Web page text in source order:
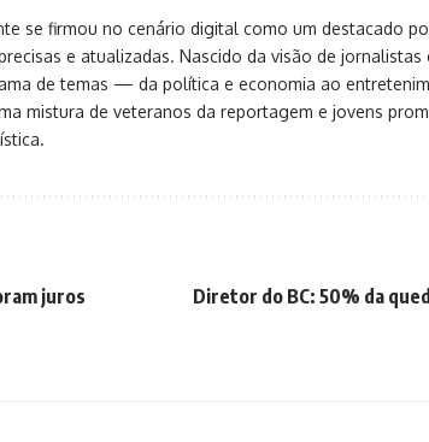
se firmou no cenário digital como um destacado
e atualizadas. Nascido da visão de jornalistas
de temas — da política e economia ao
mistura de veteranos da reportagem e jovens
juros
Diretor do BC: 50% da